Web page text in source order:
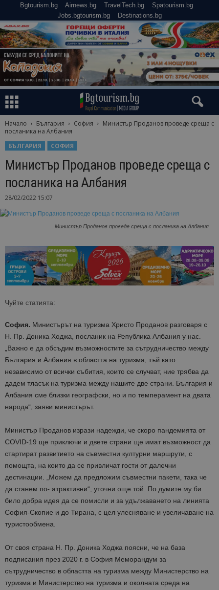
Bgtourism.bg Airnews.bg TravelTech.bg
Spatourism.bg
Jobs.bgtourism.bg
Destinations.bg
Начало България София
Министър Проданов проведе среща с
посланика на Албания
БЪЛГАРИЯ
СОФИЯ
Министър Проданов проведе среща с
посланика на Албания
28/02/2022 15:07
Министър Проданов проведе среща с посланика на Албания
Чуйте статията:
София. Министърът на туризма Христо Проданов разговаря с
Н. Пр. Доника Ходжа, посланик на Република Албания у нас.
„Важно е да обсъдим възможностите за сътрудничество между
България и Албания в областта на туризма, тъй като
независимо от всички събития, които се случват, ние трябва да
дадем тласък на туризма между нашите две страни. България и
Албания сме близки географски, но и по темперамент на двата
народа“, заяви министърът.
Министър Проданов изрази надежди, че скоро пандемията от
COVID-19 ще приключи и двете страни ще имат възможност да
стартират развитието на съвместни културни маршрути, с
помощта, на които да се привличат гости от далечни
дестинации. „Можем да предложим съвместни пакети, така че
да станем по- атрактивни“, уточни още той. По думите му би
било добра идея да се помисли и за удължаването на линията
София-Скопие и до Тирана, с цел улесняване и увеличаване на
туристообмена.
От своя страна Н. Пр. Доника Ходжа поясни, че на база
подписания през 2020 г. в София Меморандум за
сътрудничество в областта на туризма между Министерство на
туризма и Министерство на туризма и околната среда на